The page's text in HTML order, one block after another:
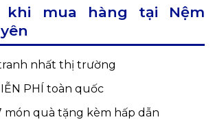
khi mua hàng tại Nệm
nhất thị trường
PHÍ toàn quốc
món quà tặng kèm hấp dẫn